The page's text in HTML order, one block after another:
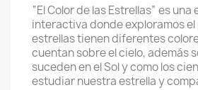
“El Color de las Estrellas” es
interactiva donde exploramos el
estrellas tienen diferentes
cuentan sobre el cielo, además
suceden en el Sol y como los
estudiar nuestra estrella y